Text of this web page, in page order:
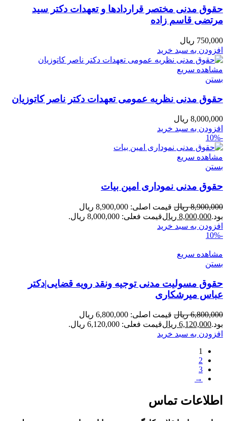
حقوق مدنی مختصر قراردادها و تعهدات دکتر سید
مرتضی قاسم زاده
750,000 ریال
افزودن به سبد خرید
مشاهده سریع
بستن
حقوق مدنی نظریه عمومی تعهدات دكتر ناصر كاتوزيان
8,000,000 ریال
افزودن به سبد خرید
-10%
مشاهده سریع
بستن
حقوق مدنی نموداری امین بیات
8,900,000 ریال
قیمت اصلی: 8,900,000 ریال
بود.8,000,000 ریالقیمت فعلی: 8,000,000 ریال.
افزودن به سبد خرید
-10%
مشاهده سریع
بستن
حقوق مسولیت مدنی توجیه ونقد رویه قضایی|دکتر
عباس میرشکاری
6,800,000 ریال
قیمت اصلی: 6,800,000 ریال
بود.6,120,000 ریالقیمت فعلی: 6,120,000 ریال.
افزودن به سبد خرید
1
2
3
→
اطلاعات تماس